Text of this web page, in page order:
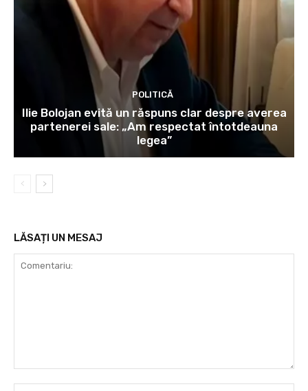
POLITICĂ
Ilie Bolojan evită un răspuns clar despre averea
partenerei sale: „Am respectat întotdeauna
legea”
LĂSAȚI UN MESAJ